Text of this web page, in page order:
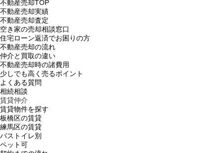
不動産売却TOP
不動産売却実績
不動産売却査定
空き家の売却相談窓口
住宅ローン返済でお困りの方
不動産売却の流れ
仲介と買取の違い
不動産売却時の諸費用
少しでも高く売るポイント
よくある質問
相続相談
賃貸仲介
賃貸物件を探す
板橋区の賃貸
練馬区の賃貸
バストイレ別
ペット可